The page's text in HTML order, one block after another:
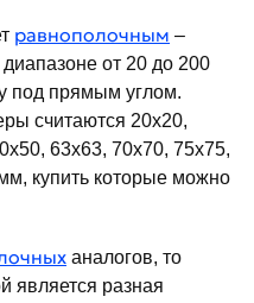
равнополочным –
от 20 до 200
под прямым углом.
считаются 20х20,
63х63, 70х70, 75х75,
купить которые можно
аналогов, то
является разная